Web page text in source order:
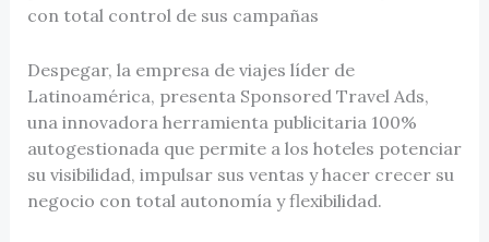
con total control de sus campañas
Despegar, la empresa de viajes líder de
Latinoamérica, presenta Sponsored Travel Ads,
una innovadora herramienta publicitaria 100%
autogestionada que permite a los hoteles potenciar
su visibilidad, impulsar sus ventas y hacer crecer su
negocio con total autonomía y flexibilidad.